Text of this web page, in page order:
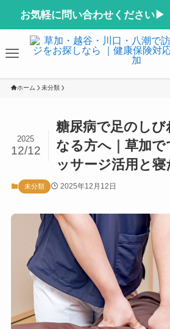
お気軽に問い合わせください▶
ホーム 未分類
糖尿病で足のし
なる方へ｜草加
ッサージ活用と
2025
12/12
未分類 2025年12月12日